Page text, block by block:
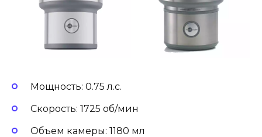
Мощность: 0.75 л.с.
Скорость: 1725 об/мин
Объем камеры: 1180 мл